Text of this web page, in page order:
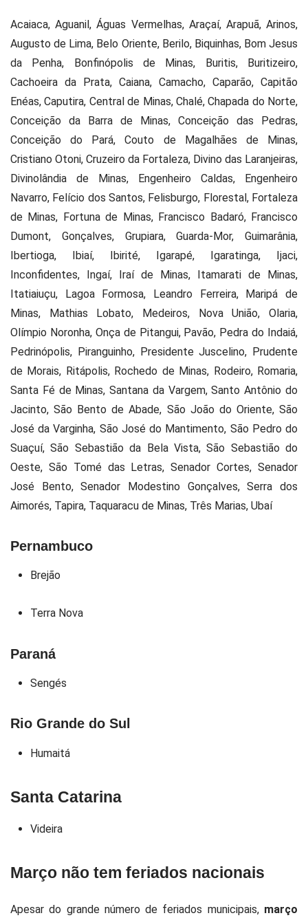
Acaiaca, Aguanil, Águas Vermelhas, Araçaí, Arapuã, Arinos,
Augusto de Lima, Belo Oriente, Berilo, Biquinhas, Bom Jesus
da Penha, Bonfinópolis de Minas, Buritis, Buritizeiro,
Cachoeira da Prata, Caiana, Camacho, Caparão, Capitão
Enéas, Caputira, Central de Minas, Chalé, Chapada do Norte,
Conceição da Barra de Minas, Conceição das Pedras,
Conceição do Pará, Couto de Magalhães de Minas,
Cristiano Otoni, Cruzeiro da Fortaleza, Divino das Laranjeiras,
Divinolândia de Minas, Engenheiro Caldas, Engenheiro
Navarro, Felício dos Santos, Felisburgo, Florestal, Fortaleza
de Minas, Fortuna de Minas, Francisco Badaró, Francisco
Dumont, Gonçalves, Grupiara, Guarda-Mor, Guimarânia,
Ibertioga, Ibiaí, Ibirité, Igarapé, Igaratinga, Ijaci,
Inconfidentes, Ingaí, Iraí de Minas, Itamarati de Minas,
Itatiaiuçu, Lagoa Formosa, Leandro Ferreira, Maripá de
Minas, Mathias Lobato, Medeiros, Nova União, Olaria,
Olímpio Noronha, Onça de Pitangui, Pavão, Pedra do Indaiá,
Pedrinópolis, Piranguinho, Presidente Juscelino, Prudente
de Morais, Ritápolis, Rochedo de Minas, Rodeiro, Romaria,
Santa Fé de Minas, Santana da Vargem, Santo Antônio do
Jacinto, São Bento de Abade, São João do Oriente, São
José da Varginha, São José do Mantimento, São Pedro do
Suaçuí, São Sebastião da Bela Vista, São Sebastião do
Oeste, São Tomé das Letras, Senador Cortes, Senador
José Bento, Senador Modestino Gonçalves, Serra dos
Aimorés, Tapira, Taquaracu de Minas, Três Marias, Ubaí
Pernambuco
Brejão
Terra Nova
Paraná
Sengés
Rio Grande do Sul
Humaitá
Santa Catarina
Videira
Março não tem feriados nacionais
Apesar do grande número de feriados municipais, março